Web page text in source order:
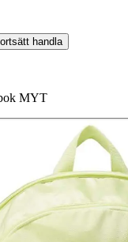
handla
MYT